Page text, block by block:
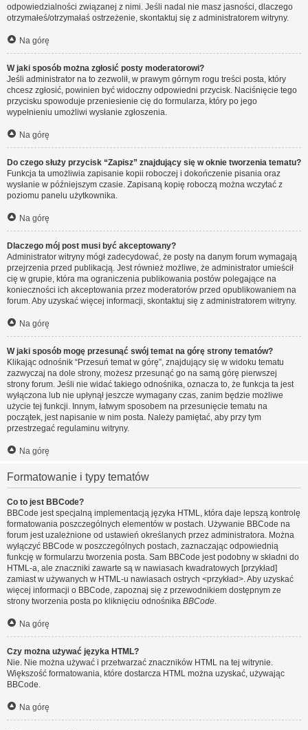
odpowiedzialności związanej z nimi. Jeśli nadal nie masz jasności, dlaczego
otrzymałeś/otrzymałaś ostrzeżenie, skontaktuj się z administratorem witryny.
Na górę
W jaki sposób można zgłosić posty moderatorowi?
Jeśli administrator na to zezwolił, w prawym górnym rogu treści posta, który
chcesz zgłosić, powinien być widoczny odpowiedni przycisk. Naciśnięcie tego
przycisku spowoduje przeniesienie cię do formularza, który po jego
wypełnieniu umożliwi wysłanie zgłoszenia.
Na górę
Do czego służy przycisk “Zapisz” znajdujący się w oknie tworzenia tematu?
Funkcja ta umożliwia zapisanie kopii roboczej i dokończenie pisania oraz
wysłanie w późniejszym czasie. Zapisaną kopię roboczą można wczytać z
poziomu panelu użytkownika.
Na górę
Dlaczego mój post musi być akceptowany?
Administrator witryny mógł zadecydować, że posty na danym forum wymagają
przejrzenia przed publikacją. Jest również możliwe, że administrator umieścił
cię w grupie, która ma ograniczenia publikowania postów polegające na
konieczności ich akceptowania przez moderatorów przed opublikowaniem na
forum. Aby uzyskać więcej informacji, skontaktuj się z administratorem witryny.
Na górę
W jaki sposób mogę przesunąć swój temat na górę strony tematów?
Klikając odnośnik “Przesuń temat w górę”, znajdujący się w widoku tematu
zazwyczaj na dole strony, możesz przesunąć go na samą górę pierwszej
strony forum. Jeśli nie widać takiego odnośnika, oznacza to, że funkcja ta jest
wyłączona lub nie upłynął jeszcze wymagany czas, zanim będzie możliwe
użycie tej funkcji. Innym, łatwym sposobem na przesunięcie tematu na
początek, jest napisanie w nim posta. Należy pamiętać, aby przy tym
przestrzegać regulaminu witryny.
Na górę
Formatowanie i typy tematów
Co to jest BBCode?
BBCode jest specjalną implementacją języka HTML, która daje lepszą kontrolę
formatowania poszczególnych elementów w postach. Używanie BBCode na
forum jest uzależnione od ustawień określanych przez administratora. Można
wyłączyć BBCode w poszczególnych postach, zaznaczając odpowiednią
funkcję w formularzu tworzenia posta. Sam BBCode jest podobny w składni do
HTML-a, ale znaczniki zawarte są w nawiasach kwadratowych [przykład]
zamiast w używanych w HTML-u nawiasach ostrych <przykład>. Aby uzyskać
więcej informacji o BBCode, zapoznaj się z przewodnikiem dostępnym ze
strony tworzenia posta po kliknięciu odnośnika BBCode.
Na górę
Czy można używać języka HTML?
Nie. Nie można używać i przetwarzać znaczników HTML na tej witrynie.
Większość formatowania, które dostarcza HTML można uzyskać, używając
BBCode.
Na górę